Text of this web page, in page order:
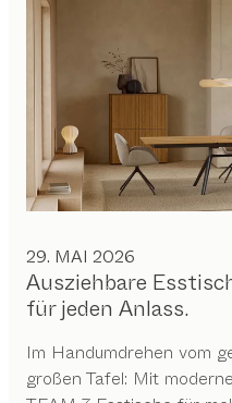
29. MAI 2026
Ausziehbare
für jeden Anlass.
Im Handumdrehen vom
großen Tafel: Mit